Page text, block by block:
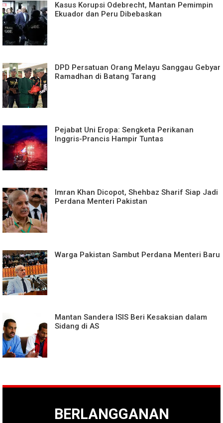
Kasus Korupsi Odebrecht, Mantan Pemimpin
Ekuador dan Peru Dibebaskan
DPD Persatuan Orang Melayu Sanggau Gebyar
Ramadhan di Batang Tarang
Pejabat Uni Eropa: Sengketa Perikanan
Inggris-Prancis Hampir Tuntas
Imran Khan Dicopot, Shehbaz Sharif Siap Jadi
Perdana Menteri Pakistan
Warga Pakistan Sambut Perdana Menteri Baru
Mantan Sandera ISIS Beri Kesaksian dalam
Sidang di AS
BERLANGGANAN